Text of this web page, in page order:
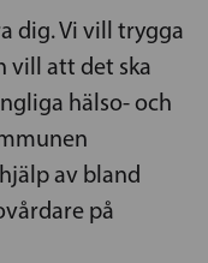
dig. Vi vill trygga
vill att det ska
hälso- och
av bland
på